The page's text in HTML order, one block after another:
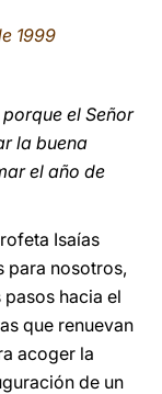
1999
el Señor
la buena
el año de
Isaías
para nosotros,
hacia el
que renuevan
acoger la
de un